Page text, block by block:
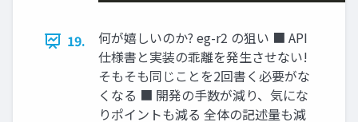
19.
何が嬉しいのか? eg-r2 の狙い ■ API
仕様書と実装の乖離を発生させない!
そもそも同じことを2回書く必要がな
くなる ■ 開発の手数が減り、気にな
りポイントも減る 全体の記述量も減